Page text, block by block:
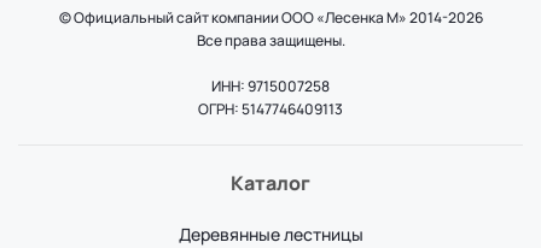
© Официальный сайт компании ООО «Лесенка М» 2014-2026
Все права защищены.
ИНН: 9715007258
ОГРН: 5147746409113
Каталог
Деревянные лестницы